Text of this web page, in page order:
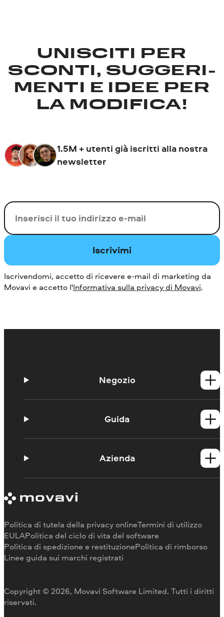
UNISCITI PER
SCONTI, SUGGERI­
MENTI E IDEE PER
LA MODIFICA!
1.5M + utenti già iscritti alla nostra
newsletter
La tua e-mail
Iscrivimi
Iscrivendomi, accetto di ricevere e-mail di marketing da
Movavi e accetto l'Informativa sulla privacy di Movavi.
Negozio
Prodotti per Mac
Guida
Portale didattico
Limitazioni della versione di prova
Rimborso
Azienda
Testimonianze
Perché scegliere noi
Per il lavoro
Copyright © 2026, Movavi Software Limited. Tutti i diritti
riservati.
Politica di tutela della privacy onlineTermini di utilizzo
EULAPolitica del ciclo di vita del software
Politica di spedizione e restituzionePolitica di rimborso
Linee guida sui marchi registrati